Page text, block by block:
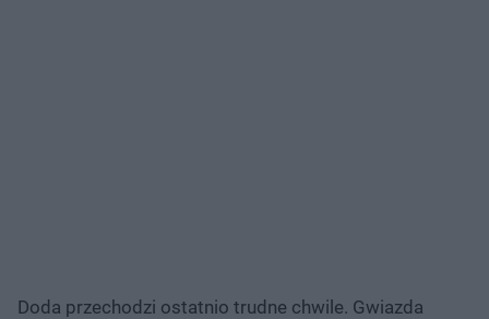
Doda przechodzi ostatnio trudne chwile. Gwiazda